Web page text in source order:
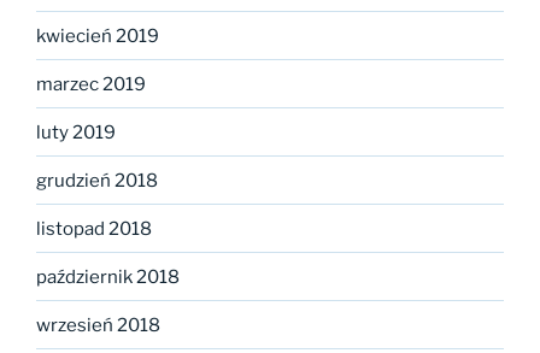
kwiecień 2019
marzec 2019
luty 2019
grudzień 2018
listopad 2018
październik 2018
wrzesień 2018